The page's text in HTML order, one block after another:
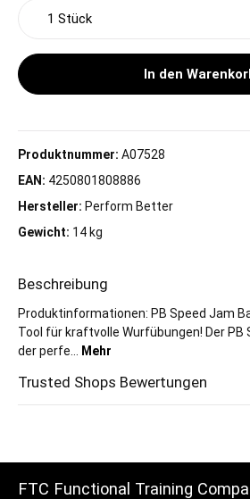
Produkt Anzahl: Gib den
In den
Produktnummer: A07528
EAN: 4250801808886
Hersteller: Perform Better
Gewicht: 14 kg
Beschreibung
Produktinformationen: PB Speed Jam
Tool für kraftvolle Wurfübungen! Der PB
der perfe…
Mehr
Trusted Shops Bewertungen
FTC Functional Training